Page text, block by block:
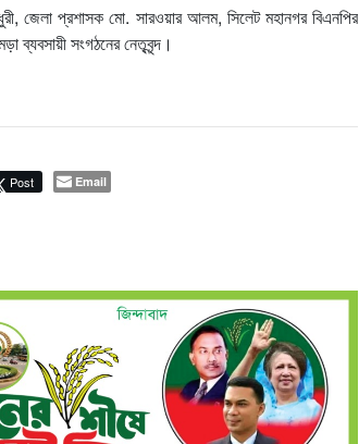
জেলা প্রশাসক মো. সারওয়ার আলম, সিলেট মহানগর বিএনপির
ব্যবসায়ী সংগঠনের নেতৃবৃন্দ।
Post Email